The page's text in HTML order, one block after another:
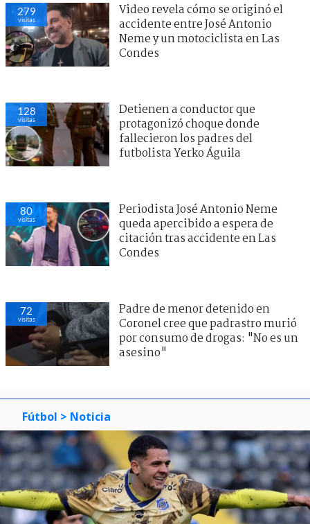
279
visitas
Video revela cómo se originó el
accidente entre José Antonio
Neme y un motociclista en Las
Condes
128
visitas
Detienen a conductor que
protagonizó choque donde
fallecieron los padres del
futbolista Yerko Águila
80
visitas
Periodista José Antonio Neme
queda apercibido a espera de
citación tras accidente en Las
Condes
72
visitas
Padre de menor detenido en
Coronel cree que padrastro murió
por consumo de drogas: "No es un
asesino"
Fútbol > Noticia